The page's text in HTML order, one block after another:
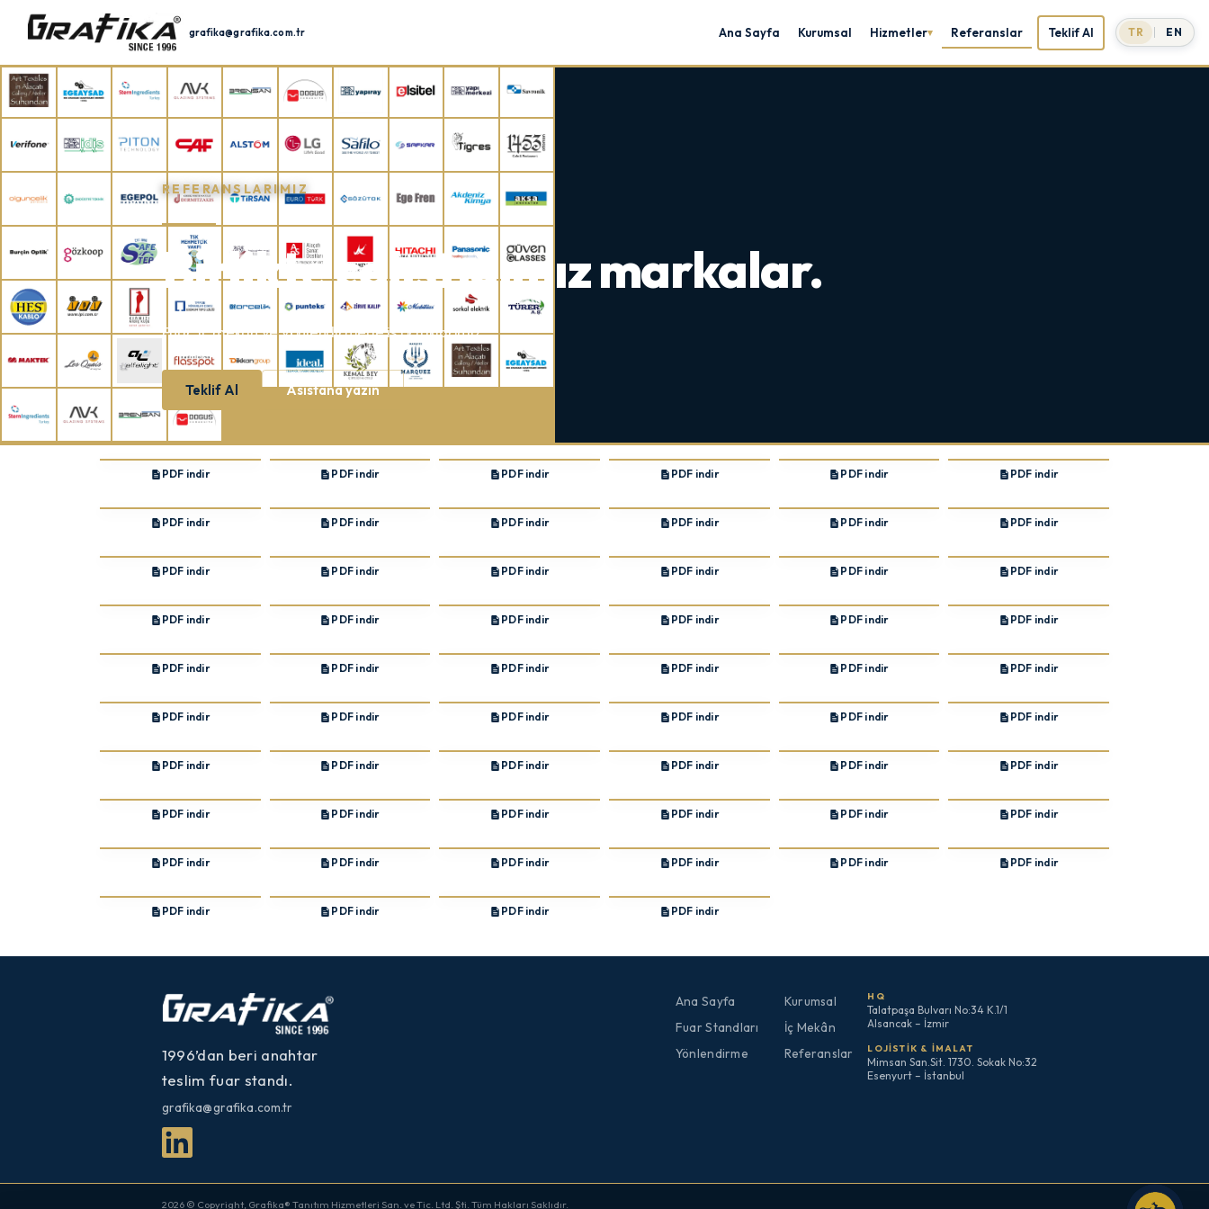
grafika@grafika.com.tr Ana Sayfa Kurumsal Hizmetler Referanslar Teklif Al TR EN
REFERANSLARIMIZ
Birlikte çalıştığımız markalar.
Fuar, iç mekân ve yönlendirmede iş ortaklarımız.
Teklif Al Asistana yazın
PDF indir PDF indir PDF indir PDF indir PDF indir PDF indir
PDF indir PDF indir PDF indir PDF indir PDF indir PDF indir
PDF indir PDF indir PDF indir PDF indir PDF indir PDF indir
PDF indir PDF indir PDF indir PDF indir PDF indir PDF indir
PDF indir PDF indir PDF indir PDF indir PDF indir PDF indir
PDF indir PDF indir PDF indir PDF indir PDF indir PDF indir
PDF indir PDF indir PDF indir PDF indir PDF indir PDF indir
PDF indir PDF indir PDF indir PDF indir PDF indir PDF indir
PDF indir PDF indir PDF indir PDF indir PDF indir PDF indir
PDF indir PDF indir PDF indir PDF indir
1996’dan beri anahtar
teslim fuar standı.
grafika@grafika.com.tr
Ana Sayfa
Kurumsal
Fuar Standları
İç Mekân
Yönlendirme
Referanslar
HQ
Talatpaşa Bulvarı No:34 K.1/1
Alsancak – İzmir
LOJISTIK & İMALAT
Mimsan San.Sit. 1730. Sokak No:32
Esenyurt – İstanbul
2026 © Copyright, Grafika® Tanıtım Hizmetleri San. ve Tic. Ltd. Şti. Tüm Hakları Saklıdır.